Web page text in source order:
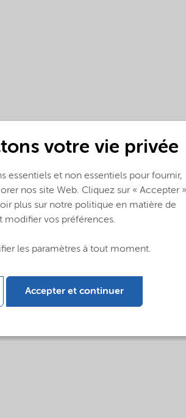
votre vie privée
essentiels et non essentiels pour fournir,
nos site Web. Cliquez sur « Accepter »
plus sur notre politique en matière de
modifier vos préférences.
les paramètres à tout moment.
Accepter et continuer